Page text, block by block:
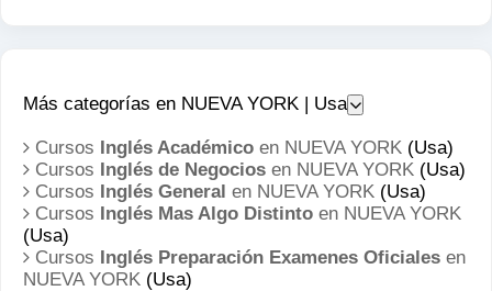
Más categorías en NUEVA YORK | Usa
Cursos Inglés Académico en NUEVA YORK (Usa)
Cursos Inglés de Negocios en NUEVA YORK (Usa)
Cursos Inglés General en NUEVA YORK (Usa)
Cursos Inglés Mas Algo Distinto en NUEVA YORK
(Usa)
Cursos Inglés Preparación Examenes Oficiales en
NUEVA YORK (Usa)